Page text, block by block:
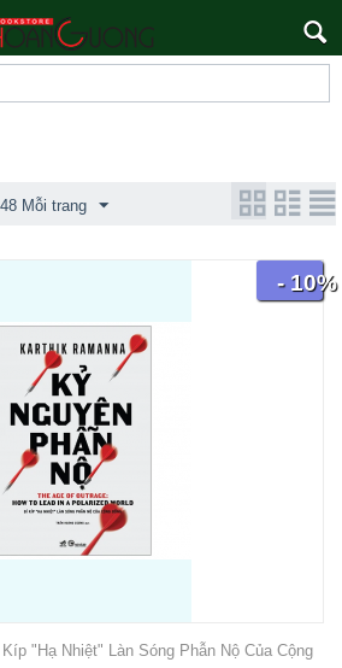
48 Mỗi trang
- 10%
"Hạ Nhiệt" Làn Sóng Phẫn Nộ Của Cộng